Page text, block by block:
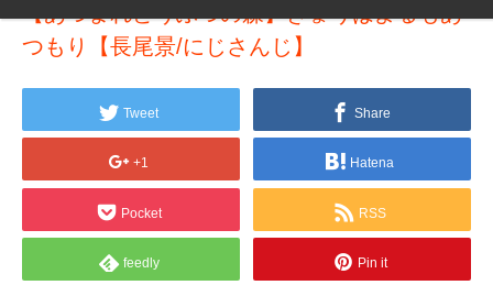
【あつまれどうぶつの森】きょうはよるもあ
つもり【長尾景/にじさんじ】
Tweet Share
+1 Hatena
Pocket RSS
feedly Pin it